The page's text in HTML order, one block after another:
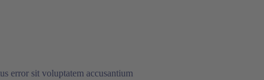
error sit voluptatem accusantium